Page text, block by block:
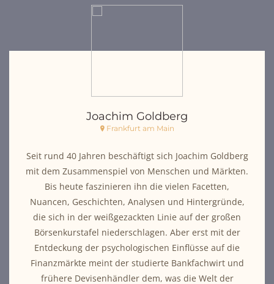
Joachim Goldberg
Frankfurt am Main
Seit rund 40 Jahren beschäftigt sich Joachim Goldberg
mit dem Zusammenspiel von Menschen und Märkten.
Bis heute faszinieren ihn die vielen Facetten,
Nuancen, Geschichten, Analysen und Hintergründe,
die sich in der weißgezackten Linie auf der großen
Börsenkurstafel niederschlagen. Aber erst mit der
Entdeckung der psychologischen Einflüsse auf die
Finanzmärkte meint der studierte Bankfachwirt und
frühere Devisenhändler dem, was die Welt der